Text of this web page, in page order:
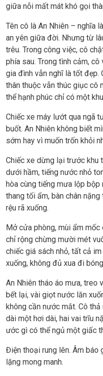
giữa nỗi mất mát khó gọi
Tên cô là An Nhiên – nghĩa
an yên giữa đời. Nhưng từ
trêu. Trong công việc, cô
phía sau. Trong tình cảm,
gia đình vẫn nghĩ là tốt đẹp.
thân thuộc vẫn thúc giục cô
thể hạnh phúc chỉ có một
Chiếc xe máy lướt qua ngã
buốt. An Nhiên không biết
sớm hay vì muốn trốn khỏi
Chiếc xe dừng lại trước khu
dưới hầm, tiếng nước nhỏ
hòa cùng tiếng mưa lộp
thang tối ẩm, bàn chân
rệu rã xuống.
Mở cửa phòng, mùi ẩm
chỉ rộng chừng mười mét
chiếc giá sách nhỏ, tất cả
xuống, không đủ xua đi
An Nhiên tháo áo mưa, treo
bết lại, vài giọt nước lăn
không cần nước mắt. Cô
dài một hơi dài, hai vai trĩu
ước gì có thể ngủ một giấc
Điện thoại rung lên. Âm
lặng mong manh.